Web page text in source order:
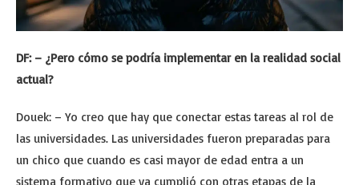
DF: – ¿Pero cómo se podría implementar en la realidad social
actual?
Douek: – Yo creo que hay que conectar estas tareas al rol de
las universidades. Las universidades fueron preparadas para
un chico que cuando es casi mayor de edad entra a un
sistema formativo que ya cumplió con otras etapas de la